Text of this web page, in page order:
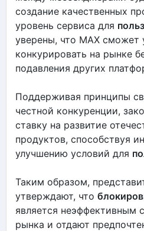
создание качественных
уровень сервиса для
уверены, что MAX сможет
конкурировать на рынке
подавления других
Поддерживая принципы
честной конкуренции,
ставку на развитие
продуктов, способствуя
улучшению условий для
Таким образом,
утверждают, что
является неэффективным
рынка и отдают